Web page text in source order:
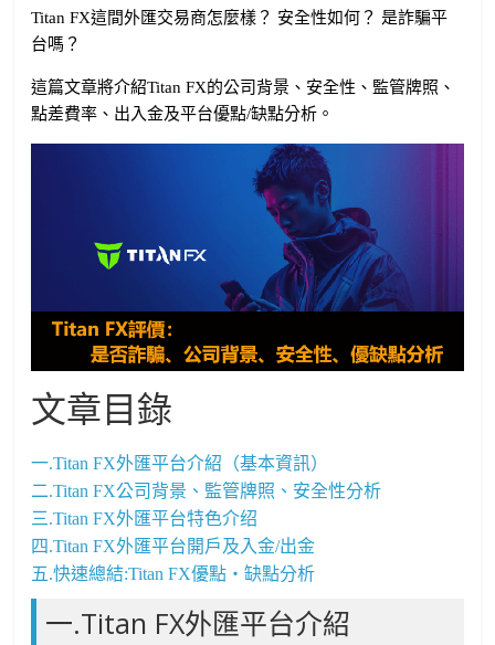
Titan FX這間外匯交易商怎麼樣？ 安全性如何？ 是詐騙平
台嗎？
這篇文章將介紹Titan FX的公司背景、安全性、監管牌照、
點差費率、出入金及平台優點/缺點分析。
文章目錄
一.Titan FX外匯平台介紹（基本資訊）
二.Titan FX公司背景、監管牌照、安全性分析
三.Titan FX外匯平台特色介绍
四.Titan FX外匯平台開戶及入金/出金
五.快速總結:Titan FX優點・缺點分析
一.Titan FX外匯平台介紹